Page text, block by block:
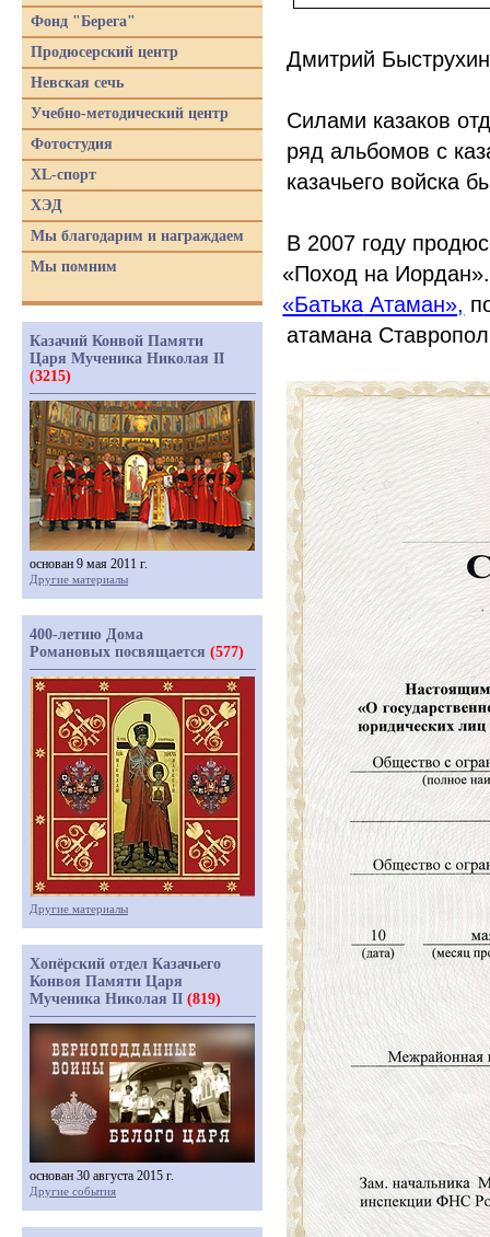
Дмитрий
Силами казаков
ряд альбомов с
казачьего войска
В 2007 году
«Поход на
«Батька Атаман»,
атамана
Фонд "Берега"
Продюсерский центр
Невская сечь
Учебно-методический центр
Фотостудия
XL-спорт
ХЭД
Мы благодарим и награждаем
Мы помним
Казачий Конвой Памяти
Царя Мученика Николая II
(3215)
основан 9 мая 2011 г.
Другие материалы
400-летию Дома
Романовых посвящается (577)
Другие материалы
Хопёрский отдел Казачьего
Конвоя Памяти Царя
Мученика Николая II (819)
основан 30 августа 2015 г.
Другие события